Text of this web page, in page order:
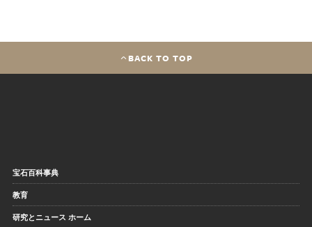
BACK TO TOP
宝石百科事典
教育
研究とニュース ホーム